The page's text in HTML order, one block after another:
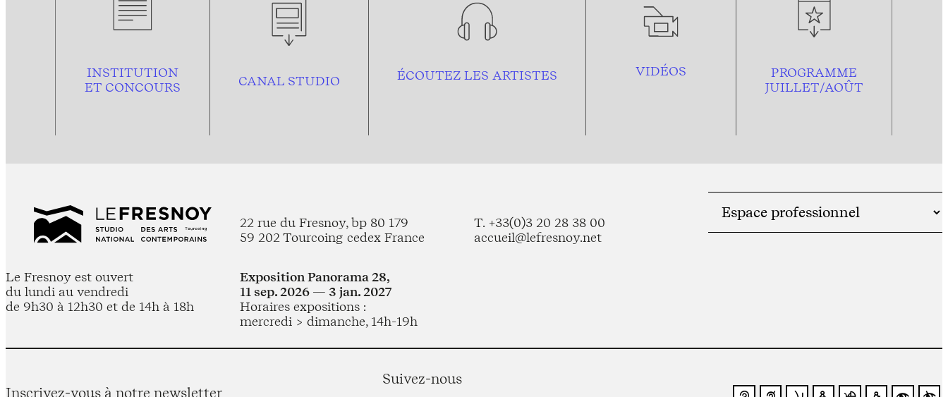
INSTITUTION
ET CONCOURS
CANAL STUDIO ÉCOUTEZ LES ARTISTES VIDÉOS
PROGRAMME
JUILLET/AOÛT
22 rue du Fresnoy, bp 80 179
59 202 Tourcoing cedex France
T. +33(0)3 20 28 38 00
accueil@lefresnoy.net
Le Fresnoy est ouvert
du lundi au vendredi
de 9h30 à 12h30 et de 14h à 18h
Exposition Panorama 28,
11 sep. 2026 — 3 jan. 2027
Horaires expositions :
mercredi > dimanche, 14h-19h
Inscrivez-vous à notre newsletter
Suivez-nous